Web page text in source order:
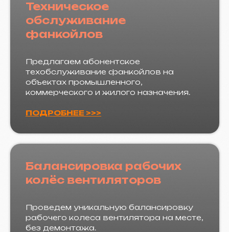
Техническое
обслуживание
фанкойлов
Предлагаем абонентское
техобслуживание фанкойлов на
объектах промышленного,
коммерческого и жилого назначения.
ПОДРОБНЕЕ >>>
Балансировка рабочих
колёс вентиляторов
Проведем уникальную балансировку
рабочего колеса вентилятора на месте,
без демонтажа.